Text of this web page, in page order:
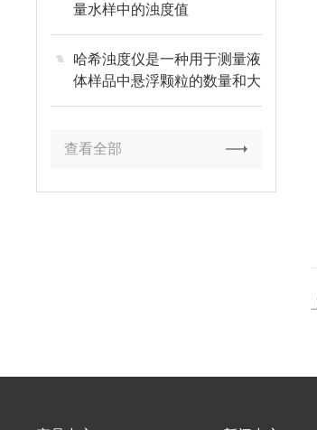
量水样中的浊度值
哈希浊度仪是一种用于测量液
体样品中悬浮颗粒的数量和大
小的仪器
查看全部